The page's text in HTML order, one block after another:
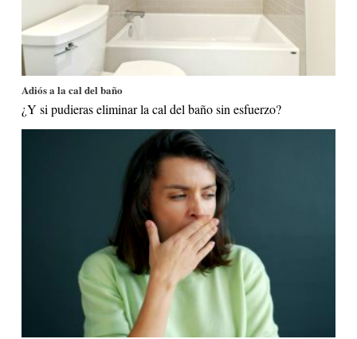
Adiós a la cal del baño
¿Y si pudieras eliminar la cal del baño sin esfuerzo?